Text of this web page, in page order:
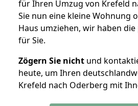
für Ihren Umzug von Krefeld
Sie nun eine kleine Wohnung
Haus umziehen, wir haben
für Sie.
Zögern Sie nicht und
heute, um Ihren
Krefeld nach Oderberg mit